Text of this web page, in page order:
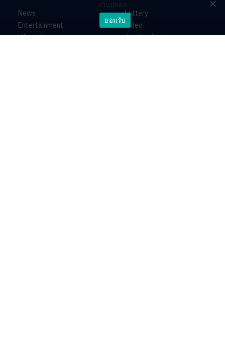
News
Entertainment
Lifestyle
Lottery
Video
ร่วมด้วยช่วยกัน
ส่วนบุคคล
ยอมรับ